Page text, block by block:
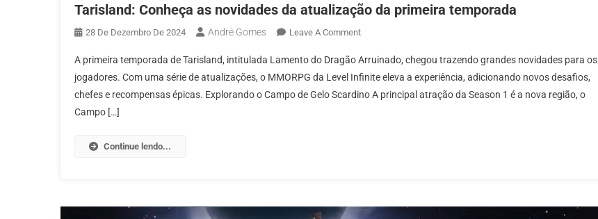
Tarisland: Conheça as novidades da atualização da primeira temporada
28 De Dezembro De 2024 André Gomes Leave A CommentOn
Conheça
As
Novidades
A primeira temporada de Tarisland, intitulada Lamento do Dragão Arruinado, chegou trazendo grandes novidades para os
jogadores. Com uma série de atualizações, o MMORPG da Level Infinite eleva a experiência, adicionando novos desafios,
chefes e recompensas épicas. Explorando o Campo de Gelo Scardino A principal atração da Season 1 é a nova região, o
Campo […]
Continue lendo...